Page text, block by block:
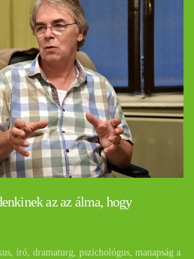
az az álma, hogy
író, dramaturg, pszichológus, manapság a